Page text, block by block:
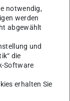
notwendig,
werden
abgewählt
und
die
Software
erhalten Sie